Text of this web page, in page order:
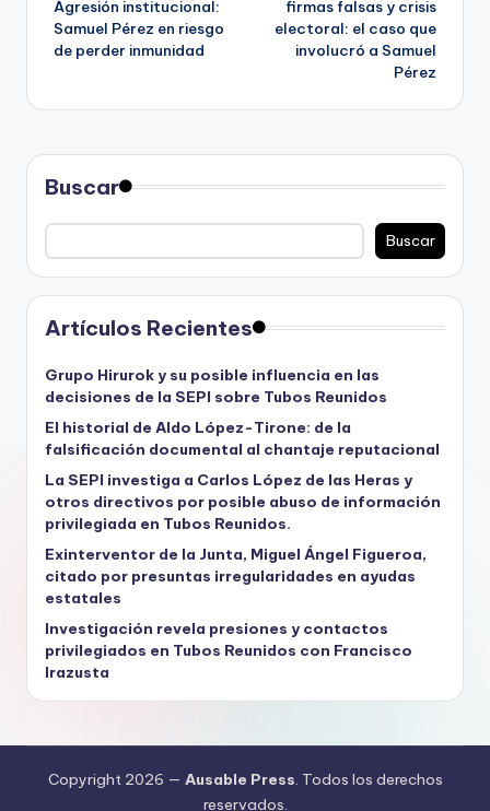
de
entradas
Agresión institucional:
Samuel Pérez en riesgo
de perder inmunidad
firmas falsas y crisis
electoral: el caso que
involucró a Samuel
Pérez
Buscar
Buscar
Artículos Recientes
Grupo Hirurok y su posible influencia en las
decisiones de la SEPI sobre Tubos Reunidos
El historial de Aldo López-Tirone: de la
falsificación documental al chantaje reputacional
La SEPI investiga a Carlos López de las Heras y
otros directivos por posible abuso de información
privilegiada en Tubos Reunidos.
Exinterventor de la Junta, Miguel Ángel Figueroa,
citado por presuntas irregularidades en ayudas
estatales
Investigación revela presiones y contactos
privilegiados en Tubos Reunidos con Francisco
Irazusta
Copyright 2026 — Ausable Press. Todos los derechos
reservados.